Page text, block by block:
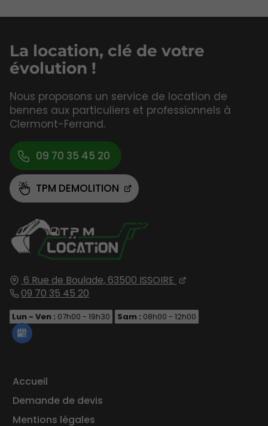
6 Rue de Boulade, 63500 ISSOIRE
09 70 35 45 20
Lun - Ven : 07h00 - 19h30 Sam : 08h00 - 12h00
Accueil
Demande de devis
Mentions légales
La location, clé de votre
évolution !
Nous proposons un service de location de
bennes aux particuliers et professionnels à
Clermont-Ferrand.
09 70 35 45 20
TPM DEMOLITION